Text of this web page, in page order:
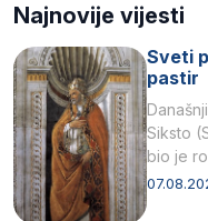
Najnovije vijesti
Sveti
pastir
Siksto
bio je